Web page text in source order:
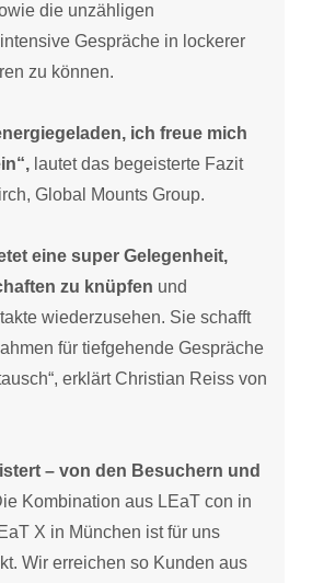
die unzähligen
Gespräche in lockerer
zu können.
ich freue mich
lautet das begeisterte Fazit
Global Mounts Group.
eine super Gelegenheit,
zu knüpfen und
wiederzusehen. Sie schafft
für tiefgehende Gespräche
erklärt Christian Reiss von
– von den Besuchern und
Kombination aus LEaT con in
X in München ist für uns
Wir erreichen so Kunden aus